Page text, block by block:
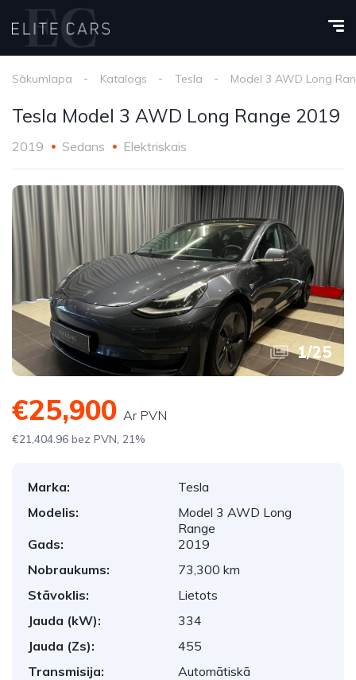
Sākumlapa Katalogs Tesla Model 3 AWD Long
Tesla Model 3 AWD Long Range 2019
2019 Sedans Elektriskais
1/25
€25,900 Ar PVN
€21,404.96 bez PVN, 21%
Marka:
Tesla
Modelis:
Model 3 AWD Long
Range
Gads:
2019
Nobraukums:
73,300 km
Stāvoklis:
Lietots
Jauda (kW):
334
Jauda (Zs):
455
Transmisija:
Automātiskā